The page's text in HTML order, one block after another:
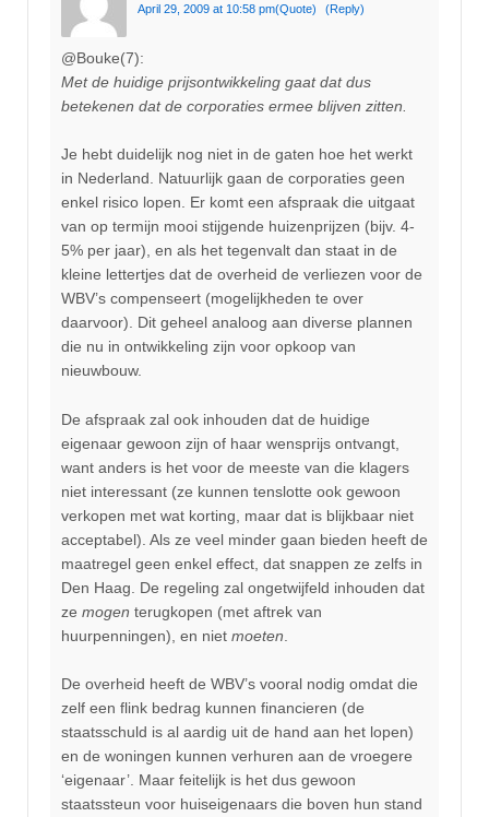
April 29, 2009 at 10:58 pm(Quote) (Reply)
@Bouke(7):
Met de huidige prijsontwikkeling gaat dat dus
betekenen dat de corporaties ermee blijven zitten.
Je hebt duidelijk nog niet in de gaten hoe het werkt
in Nederland. Natuurlijk gaan de corporaties geen
enkel risico lopen. Er komt een afspraak die uitgaat
van op termijn mooi stijgende huizenprijzen (bijv. 4-
5% per jaar), en als het tegenvalt dan staat in de
kleine lettertjes dat de overheid de verliezen voor de
WBV’s compenseert (mogelijkheden te over
daarvoor). Dit geheel analoog aan diverse plannen
die nu in ontwikkeling zijn voor opkoop van
nieuwbouw.
De afspraak zal ook inhouden dat de huidige
eigenaar gewoon zijn of haar wensprijs ontvangt,
want anders is het voor de meeste van die klagers
niet interessant (ze kunnen tenslotte ook gewoon
verkopen met wat korting, maar dat is blijkbaar niet
acceptabel). Als ze veel minder gaan bieden heeft de
maatregel geen enkel effect, dat snappen ze zelfs in
Den Haag. De regeling zal ongetwijfeld inhouden dat
ze mogen terugkopen (met aftrek van
huurpenningen), en niet moeten
De overheid heeft de WBV’s vooral nodig omdat die
zelf een flink bedrag kunnen financieren (de
staatsschuld is al aardig uit de hand aan het lopen)
en de woningen kunnen verhuren aan de vroegere
‘eigenaar’. Maar feitelijk is het dus gewoon
staatssteun voor huiseigenaars die boven hun stand